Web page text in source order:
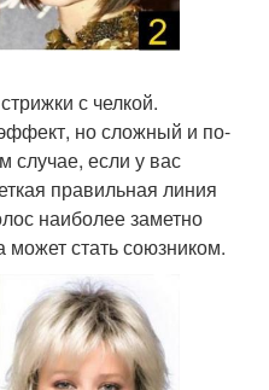
с челкой.
но сложный и по-
случае, если у вас
правильная линия
наиболее заметно
может стать союзником.